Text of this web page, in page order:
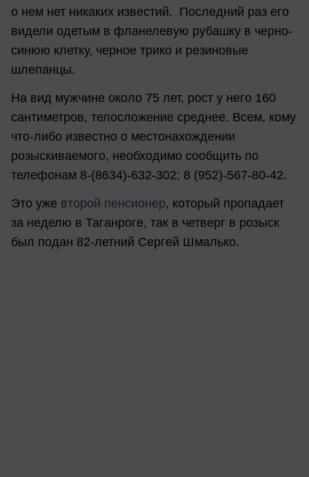
о нем нет никаких известий. Последний раз его
видели одетым в фланелевую рубашку в черно-
синюю клетку, черное трико и резиновые
шлепанцы.
На вид мужчине около 75 лет, рост у него 160
сантиметров, телосложение среднее. Всем, кому
что-либо известно о местонахождении
розыскиваемого, необходимо сообщить по
телефонам 8-(8634)-632-302; 8 (952)-567-80-42.
Это уже второй пенсионер, который пропадает
за неделю в Таганроге, так в четверг в розыск
был подан 82-летний Сергей Шмалько.